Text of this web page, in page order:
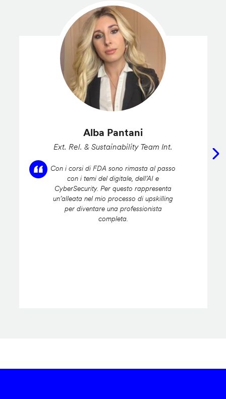
Alba Pantani
Ext. Rel. & Sustainability Team Int.
Con i corsi di FDA sono rimasta al passo
con i temi del digitale, dell’AI e
CyberSecurity. Per questo rappresenta
un’alleata nel mio processo di upskilling
per diventare una professionista
completa.